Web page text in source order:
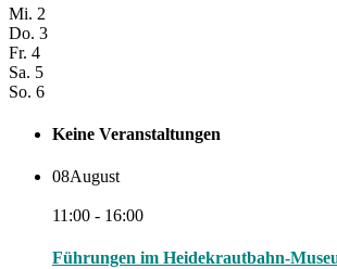
Mi. 2
Do. 3
Fr. 4
Sa. 5
So. 6
Keine Veranstaltungen
08August
11:00 - 16:00
Führungen im Heidekrautbahn-